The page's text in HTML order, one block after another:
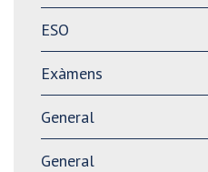
ESO
Exàmens
General
General